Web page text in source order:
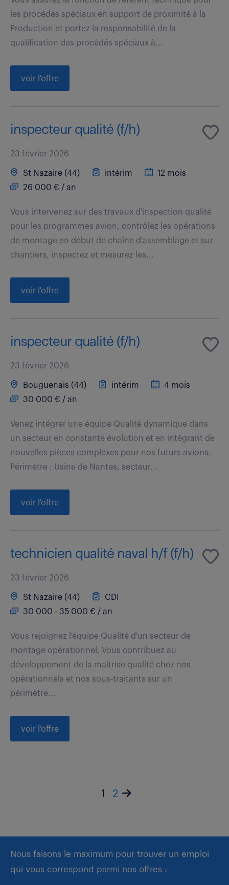
les procédés spéciaux en support de proximité à la
Production et portez la responsabilité de la
qualification des procédés spéciaux à...
voir l'offre
inspecteur qualité (f/h)
23 février 2026
St Nazaire (44) intérim
12 mois
26 000 € / an
Vous intervenez sur des travaux d'inspection qualité
pour les programmes avion, contrôlez les opérations
de montage en début de chaîne d'assemblage et sur
chantiers, inspectez et mesurez les...
voir l'offre
inspecteur qualité (f/h)
23 février 2026
Bouguenais (44) intérim
4 mois
30 000 € / an
Venez intégrer une équipe Qualité dynamique dans
un secteur en constante évolution et en intégrant de
nouvelles pièces complexes pour nos futurs avions.
Périmètre : Usine de Nantes, secteur...
voir l'offre
technicien qualité naval h/f (f/h)
23 février 2026
St Nazaire (44)
CDI
30 000 - 35 000 € / an
Vous rejoignez l'équipe Qualité d'un secteur de
montage opérationnel. Vous contribuez au
développement de la maîtrise qualité chez nos
opérationnels et nos sous-traitants sur un
périmètre...
voir l'offre
1 2
Nous faisons le maximum pour trouver un emploi
qui vous correspond parmi nos offres :